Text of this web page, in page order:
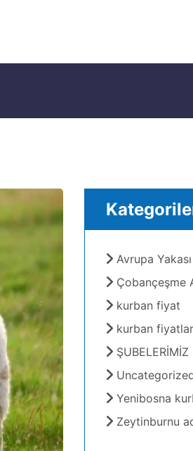
Avrupa
Çobançeşme
kurban fiyat
kurban
ŞUBELERİMİZ
Yenibosna
Zeytinburnu